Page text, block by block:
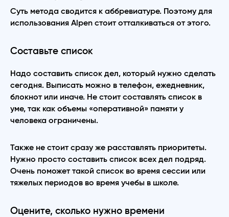
Суть метода сводится к аббревиатуре. Поэтому для
использования Alpen стоит отталкиваться от этого.
Составьте список
Надо составить список дел, который нужно сделать
сегодня. Выписать можно в телефон, ежедневник,
блокнот или иначе. Не стоит составлять список в
уме, так как объемы «оперативной» памяти у
человека ограничены.
Также не стоит сразу же расставлять приоритеты.
Нужно просто составить список всех дел подряд.
Очень поможет такой список во время сессии или
тяжелых периодов во время учебы в школе.
Оцените, сколько нужно времени